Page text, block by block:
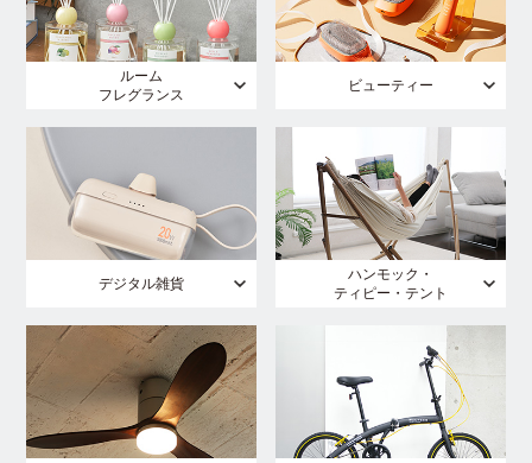
ルーム
フレグランス
ビューティー
デジタル雑貨
ハンモック・
ティピー・テント